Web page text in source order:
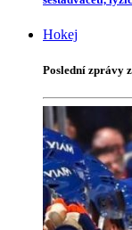
Hokej
Poslední zprávy